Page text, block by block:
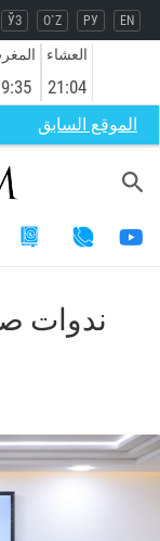
ЎЗ O`Z РУ EN
العشاء
21:04
الموقع السابق
ندوات